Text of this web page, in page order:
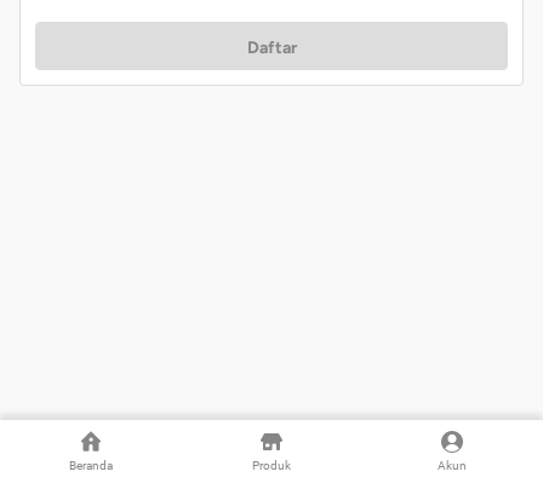
Beranda Produk Akun
Daftar